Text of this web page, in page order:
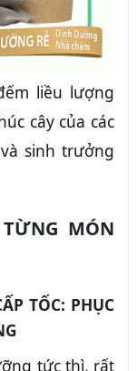
liều lượng
cây của các
sinh trưởng
MÓN
TỐC: PHỤC
tức thì, rất